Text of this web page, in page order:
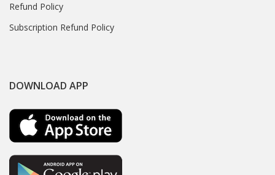
Refund Policy
Subscription Refund Policy
DOWNLOAD APP